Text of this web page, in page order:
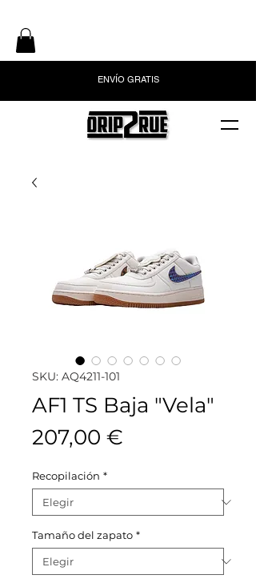
ENVÍO GRATIS
SKU: AQ4211-101
AF1 TS Baja "Vela"
207,00 €
Recopilación *
Tamaño del zapato *